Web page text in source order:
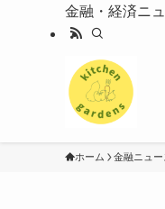
金融・経済ニ
ホーム 金融ニュー